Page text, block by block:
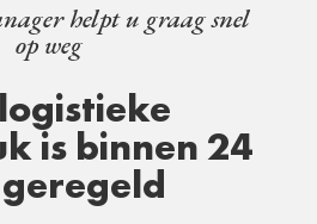
helpt u graag snel
op weg
is binnen 24